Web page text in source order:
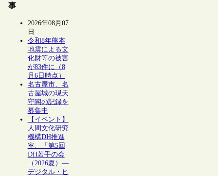
事
2026年08月07
日
令和8年熊本
地震による文
化財等の被害
が83件に（8
月6日時点）
名古屋市、名
古屋城の現天
守閣の記録を
募集中
【イベント】
人間文化研究
機構DH推進
室、「第5回
DH若手の会
（2026夏）―
デジタル・ヒ